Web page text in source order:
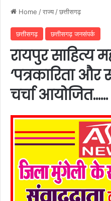
Home /राज्य /छत्तीसगढ़
छत्तीसगढ़ छत्तीसगढ़ जनसंपर्क
रायपुर साहित्य
‘पत्रकारिता और
चर्चा आयोजित……